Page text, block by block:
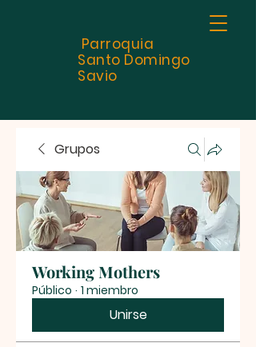
Parroquia
Santo Domingo
Savio
Grupos
Working Mothers
Público · 1 miembro
Unirse